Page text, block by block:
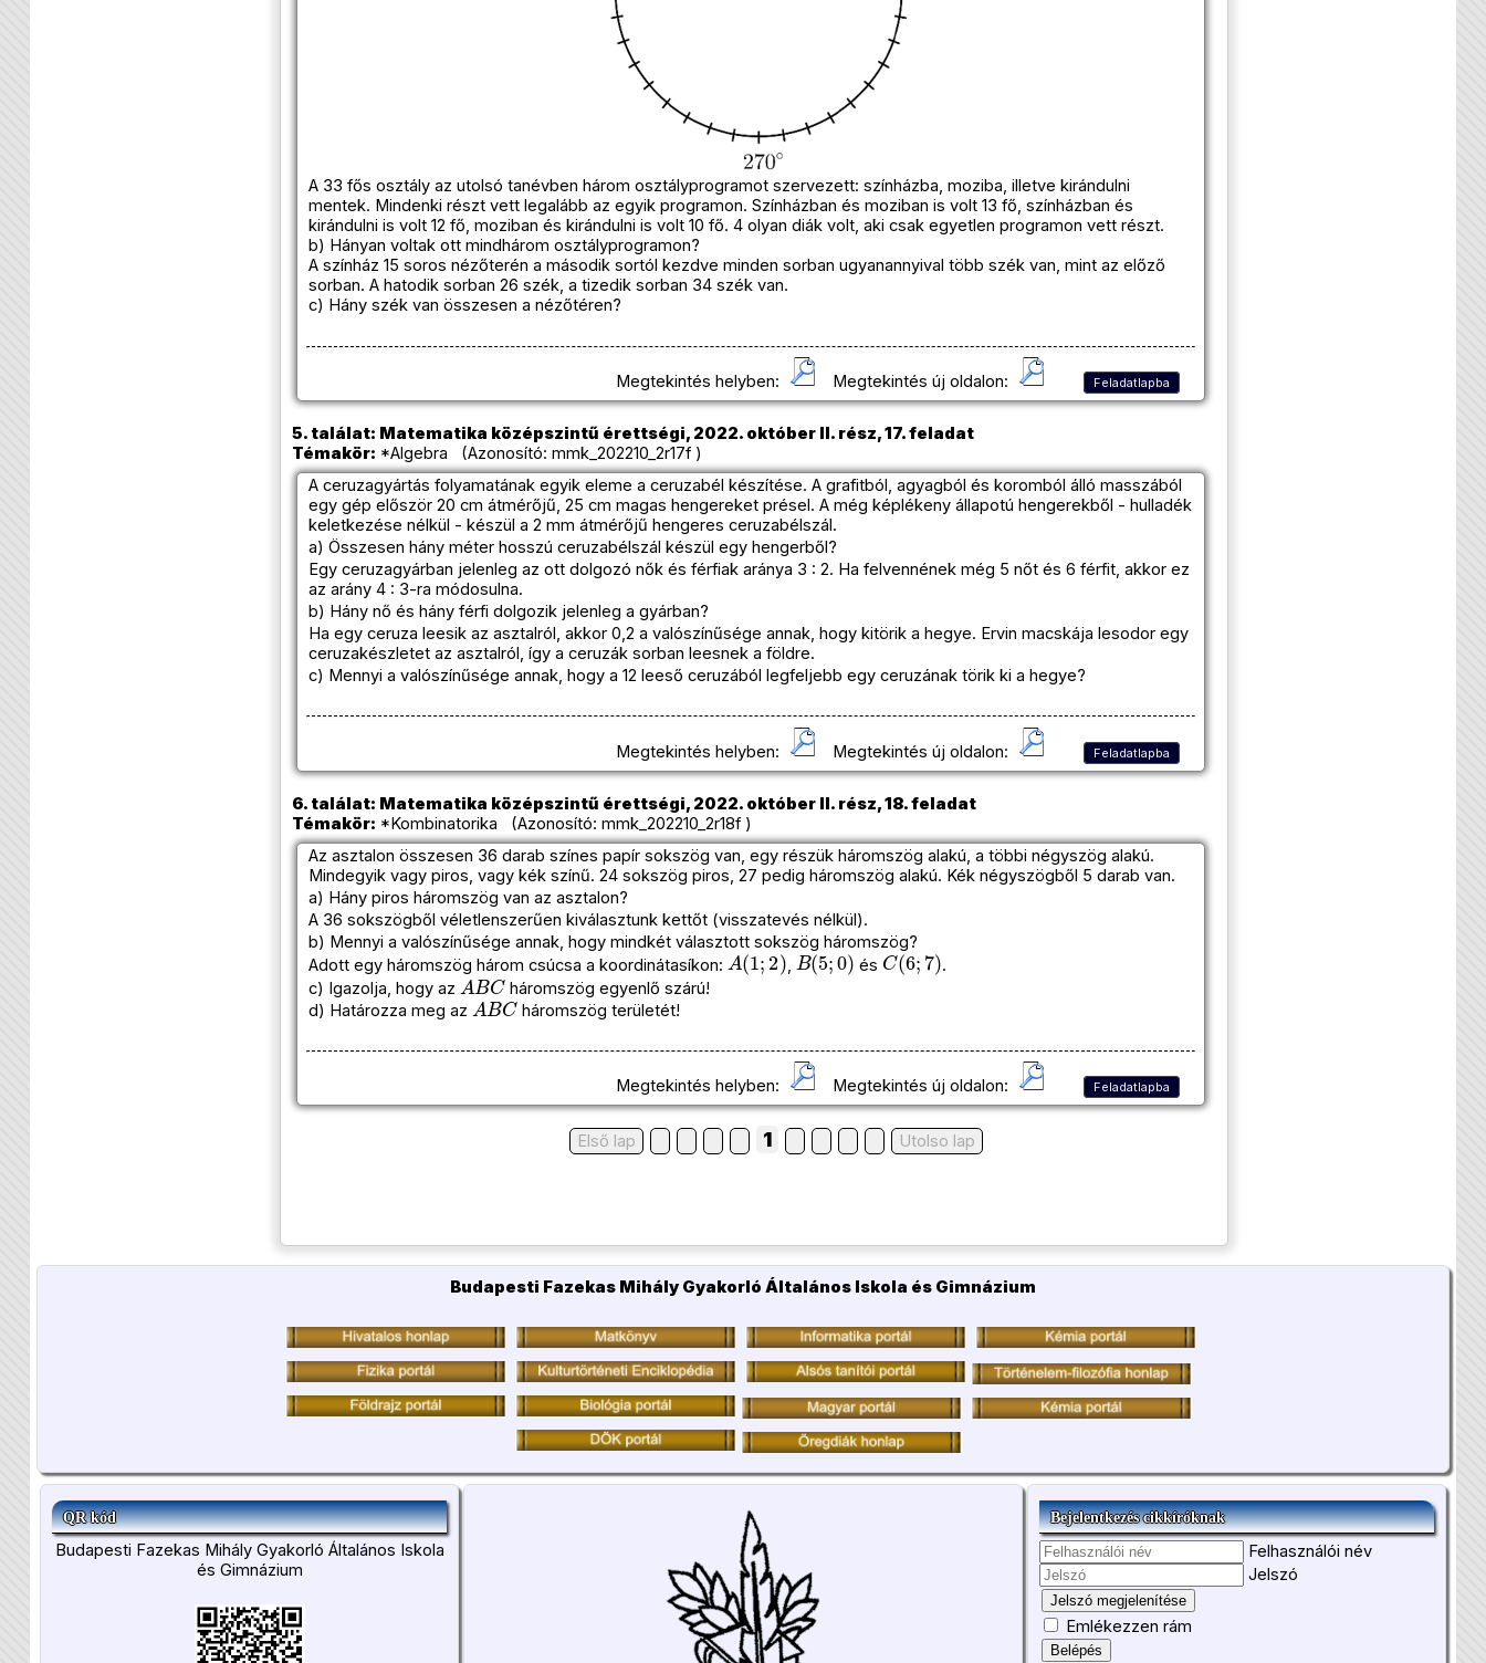
A 33 fős osztály az utolsó tanévben három osztályprogramot szervezett: színházba, moziba, illetve kirándulni
mentek. Mindenki részt vett legalább az egyik programon. Színházban és moziban is volt 13 fő, színházban és
kirándulni is volt 12 fő, moziban és kirándulni is volt 10 fő. 4 olyan diák volt, aki csak egyetlen programon vett részt.
b) Hányan voltak ott mindhárom osztályprogramon?
A színház 15 soros nézőterén a második sortól kezdve minden sorban ugyanannyival több szék van, mint az előző
sorban. A hatodik sorban 26 szék, a tizedik sorban 34 szék van.
c) Hány szék van összesen a nézőtéren?
Megtekintés helyben: Megtekintés új oldalon: Feladatlapba
5. találat: Matematika középszintű érettségi, 2022. október II. rész, 17. feladat
Témakör: *Algebra (Azonosító: mmk_202210_2r17f )
A ceruzagyártás folyamatának egyik eleme a ceruzabél készítése. A grafitból, agyagból és koromból álló masszából
egy gép először 20 cm átmérőjű, 25 cm magas hengereket présel. A még képlékeny állapotú hengerekből - hulladék
keletkezése nélkül - készül a 2 mm átmérőjű hengeres ceruzabélszál.
a) Összesen hány méter hosszú ceruzabélszál készül egy hengerből?
Egy ceruzagyárban jelenleg az ott dolgozó nők és férfiak aránya 3 : 2. Ha felvennének még 5 nőt és 6 férfit, akkor ez
az arány 4 : 3-ra módosulna.
b) Hány nő és hány férfi dolgozik jelenleg a gyárban?
Ha egy ceruza leesik az asztalról, akkor 0,2 a valószínűsége annak, hogy kitörik a hegye. Ervin macskája lesodor egy
ceruzakészletet az asztalról, így a ceruzák sorban leesnek a földre.
c) Mennyi a valószínűsége annak, hogy a 12 leeső ceruzából legfeljebb egy ceruzának törik ki a hegye?
Megtekintés helyben: Megtekintés új oldalon: Feladatlapba
6. találat: Matematika középszintű érettségi, 2022. október II. rész, 18. feladat
Témakör: *Kombinatorika (Azonosító: mmk_202210_2r18f )
Az asztalon összesen 36 darab színes papír sokszög van, egy részük háromszög alakú, a többi négyszög alakú.
Mindegyik vagy piros, vagy kék színű. 24 sokszög piros, 27 pedig háromszög alakú. Kék négyszögből 5 darab van.
a) Hány piros háromszög van az asztalon?
A 36 sokszögből véletlenszerűen kiválasztunk kettőt (visszatevés nélkül).
b) Mennyi a valószínűsége annak, hogy mindkét választott sokszög háromszög?
Adott egy háromszög három csúcsa a koordinátasíkon:
A(1;2) B(5;0)
és
C(6 7)
.
c) Igazolja, hogy az
ABC
háromszög egyenlő szárú!
d) Határozza meg az
ABC
háromszög területét!
Megtekintés helyben: Megtekintés új oldalon: Feladatlapba
Első lap 1 Utolso lap
Budapesti Fazekas Mihály Gyakorló Általános Iskola és Gimnázium
QR kód
Budapesti Fazekas Mihály Gyakorló Általános Iskola
és Gimnázium
Bejelentkezés cikkíróknak
Felhasználói név
Jelszó
Jelszó megjelenítése
Emlékezzen rám
Belépés